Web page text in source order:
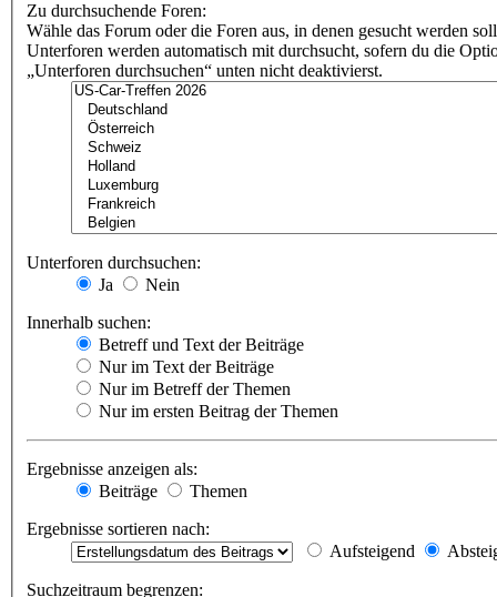
Zu durchsuchende Foren:
Wähle das Forum oder die Foren aus, in denen gesucht werden
Unterforen werden automatisch mit durchsucht, sofern du die
„Unterforen durchsuchen“ unten nicht deaktivierst.
Unterforen durchsuchen:
Ja
Nein
Innerhalb suchen:
Betreff und Text der Beiträge
Nur im Text der Beiträge
Nur im Betreff der Themen
Nur im ersten Beitrag der Themen
Ergebnisse anzeigen als:
Beiträge
Themen
Ergebnisse sortieren nach:
Aufsteigend
Suchzeitraum begrenzen: